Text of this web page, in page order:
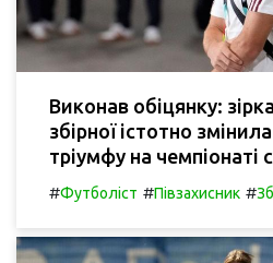
Виконав обіцянку:
збірної істотно
тріумфу на чемпіонаті
#Футболіст #Півзахисник #